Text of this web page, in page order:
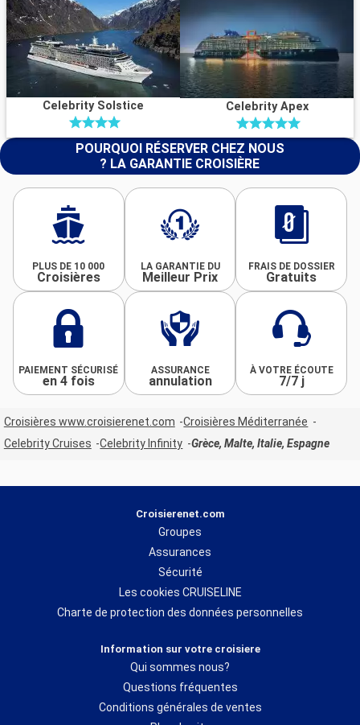
Celebrity Solstice Celebrity Apex
POURQUOI RÉSERVER CHEZ NOUS
? LA GARANTIE CROISIÈRE
PLUS DE 10 000
Croisières
LA GARANTIE DU
Meilleur Prix
FRAIS DE DOSSIER
Gratuits
PAIEMENT SÉCURISÉ
en 4 fois
ASSURANCE
annulation
À VOTRE ÉCOUTE
7/7 j
Croisières www.croisierenet.com
Croisières Méditerranée
Celebrity Cruises
Celebrity Infinity Grèce, Malte, Italie, Espagne
Croisierenet.com
Groupes
Assurances
Sécurité
Les cookies CRUISELINE
Charte de protection des données personnelles
Information sur votre croisiere
Qui sommes nous?
Questions fréquentes
Conditions générales de ventes